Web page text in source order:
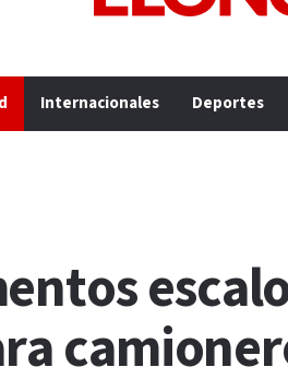
Internacionales Deportes